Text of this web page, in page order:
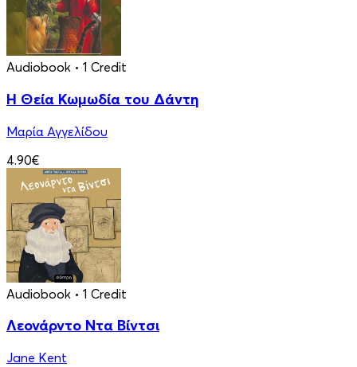
Audiobook • 1 Credit
Η Θεία Κωμωδία του Δάντη
Μαρία Αγγελίδου
4.90€
Audiobook • 1 Credit
Λεονάρντο Ντα Βίντσι
Jane Kent